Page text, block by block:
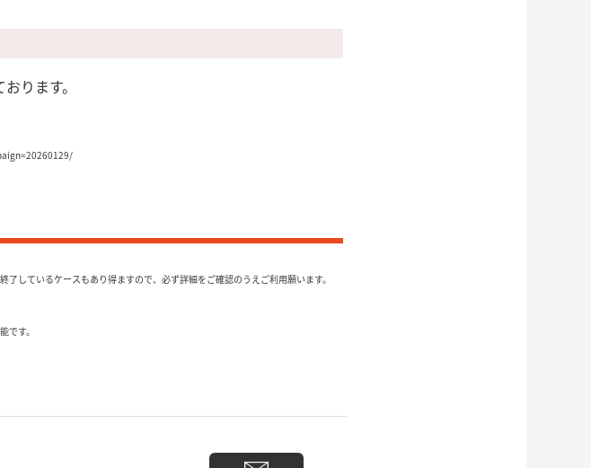
ります。
しているケースもあり得ますので、必ず詳細をご確認のうえご利用願います。
です。